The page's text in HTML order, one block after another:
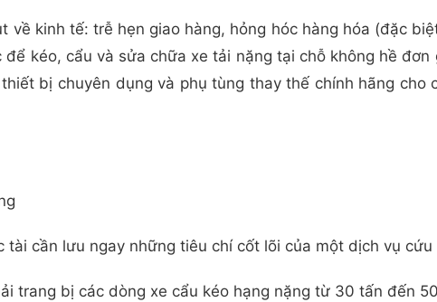
kinh tế: trễ hẹn giao hàng, hỏng hóc hàng hóa (đặc
kéo, cẩu và sửa chữa xe tải nặng tại chỗ không hề
bị chuyên dụng và phụ tùng thay thế chính hãng cho
cần lưu ngay những tiêu chí cốt lõi của một dịch vụ cứu
trang bị các dòng xe cẩu kéo hạng nặng từ 30 tấn đến